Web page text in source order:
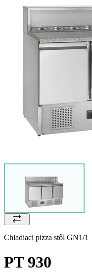
Chladiaci pizza stôl GN1/1
PT 930